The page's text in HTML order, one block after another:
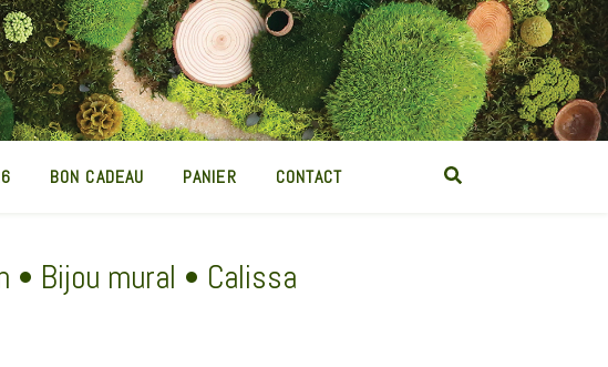
BON CADEAU PANIER CONTACT
• Bijou mural • Calissa